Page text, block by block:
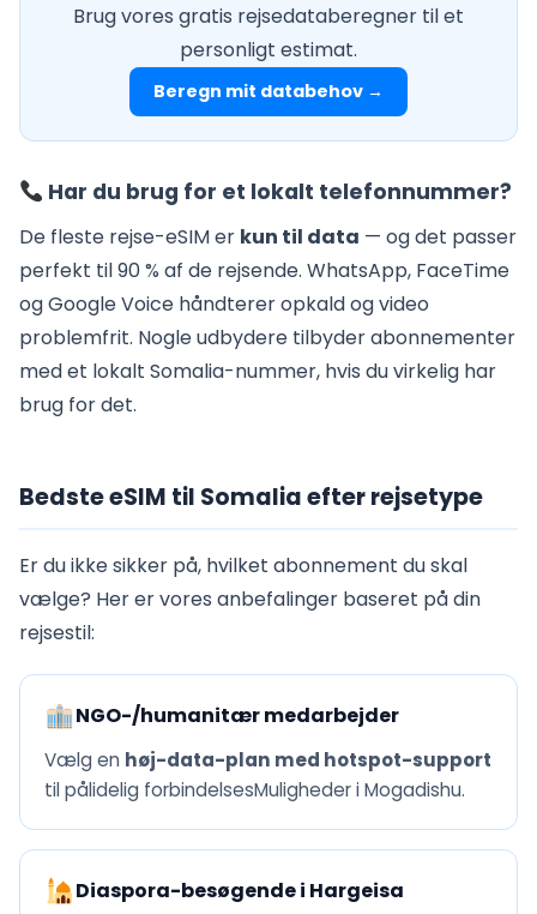
Brug vores gratis rejsedataberegner til et
personligt estimat.
Beregn mit databehov →
Har du brug for et lokalt telefonnummer?
De fleste rejse-eSIM er kun til data — og det passer
perfekt til 90 % af de rejsende. WhatsApp, FaceTime
og Google Voice håndterer opkald og video
problemfrit. Nogle udbydere tilbyder abonnementer
med et lokalt Somalia-nummer, hvis du virkelig har
brug for det.
Bedste eSIM til Somalia efter rejsetype
Er du ikke sikker på, hvilket abonnement du skal
vælge? Her er vores anbefalinger baseret på din
rejsestil:
NGO-/humanitær medarbejder
Vælg en høj-data-plan med hotspot-support
til pålidelig forbindelsesMuligheder i Mogadishu.
Diaspora-besøgende i Hargeisa